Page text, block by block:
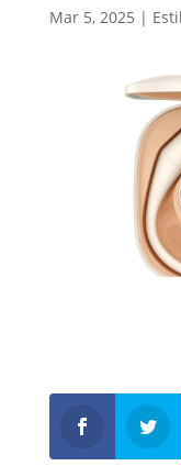
Mar 5, 2025 |